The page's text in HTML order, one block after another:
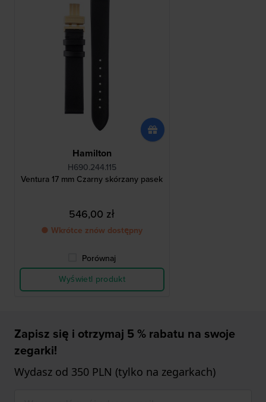
Hamilton
H690.244.115
Ventura 17 mm Czarny skórzany pasek
546,00 zł
● Wkrótce znów dostępny
Porównaj
Wyświetl produkt
Zapisz się i otrzymaj 5 % rabatu na swoje
zegarki!
Wydasz od 350 PLN (tylko na zegarkach)